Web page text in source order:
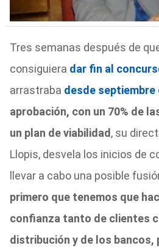
Tres semanas después de
consiguiera dar fin al
arrastraba desde septiembre
aprobación, con un 70% de
un plan de viabilidad , su
Llopis, desvela los inicios de
llevar a cabo una posible
primero que tenemos que
confianza tanto de clientes
distribución y de los bancos,